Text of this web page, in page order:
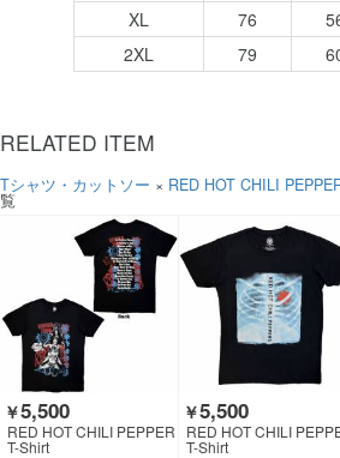
XL
76
2XL
79
RELATED ITEM
Tシャツ・カットソー × RED HOT CHILI
覧
￥5,500
RED HOT CHILI PEPPER
S
T-Shirt
￥5,500
RED HOT CHILI
S
T-Shirt